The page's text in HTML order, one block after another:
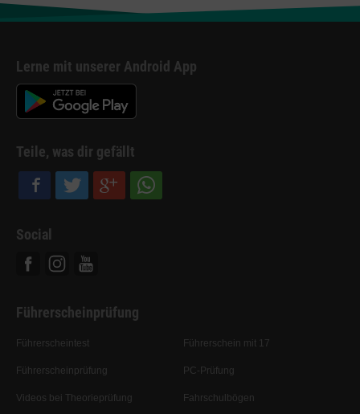
Lerne mit unserer Android App
Teile, was dir gefällt
Social
Führerscheinprüfung
Führerscheintest
Führerscheinprüfung
Videos bei Theorieprüfung
Führerschein mit 17
PC-Prüfung
Fahrschulbögen